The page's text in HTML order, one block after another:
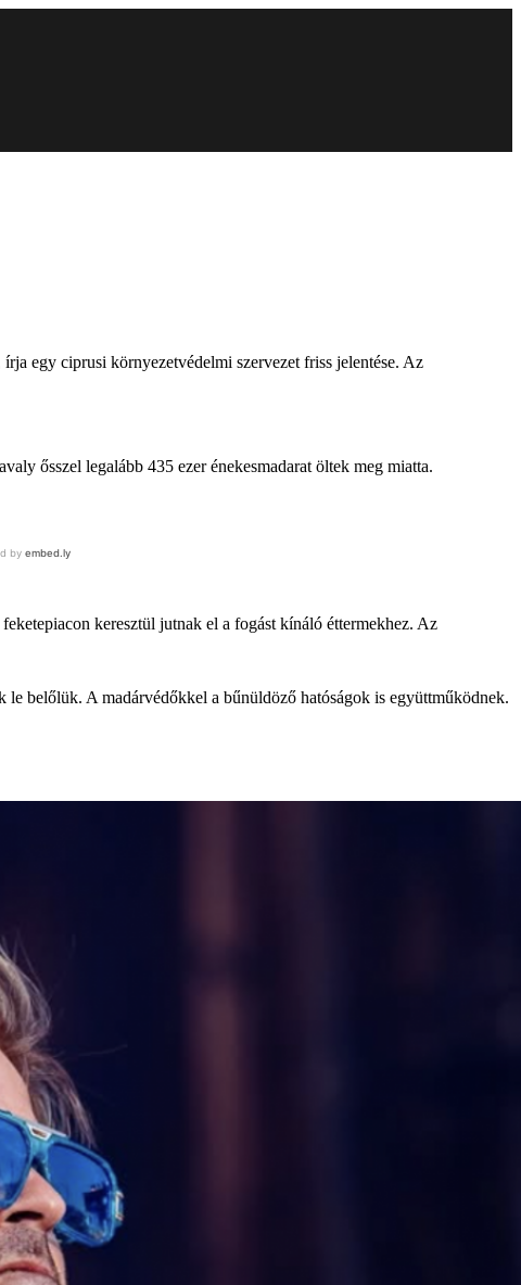
egy ciprusi környezetvédelmi szervezet friss jelentése. Az
ősszel legalább 435 ezer énekesmadarat öltek meg miatta.
keresztül jutnak el a fogást kínáló éttermekhez. Az
le belőlük. A madárvédőkkel a bűnüldöző hatóságok is együttműködnek.